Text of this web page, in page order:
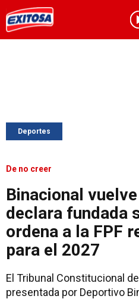
Deportes
De no creer
Binacional
declara fundada
ordena a la FPF
para el 2027
El Tribunal Constitucional
presentada por Deportivo